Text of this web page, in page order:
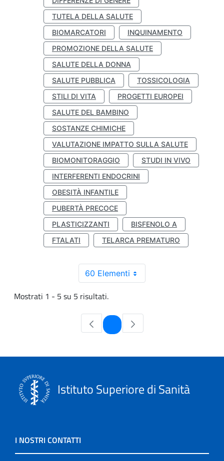
TUTELA DELLA SALUTE
BIOMARCATORI
INQUINAMENTO
PROMOZIONE DELLA SALUTE
SALUTE DELLA DONNA
SALUTE PUBBLICA
TOSSICOLOGIA
STILI DI VITA
PROGETTI EUROPEI
SALUTE DEL BAMBINO
SOSTANZE CHIMICHE
VALUTAZIONE IMPATTO SULLA SALUTE
BIOMONITORAGGIO
STUDI IN VIVO
INTERFERENTI ENDOCRINI
OBESITÀ INFANTILE
PUBERTÀ PRECOCE
PLASTICIZZANTI
BISFENOLO A
FTALATI
TELARCA PREMATURO
60 Elementi
Mostrati 1 - 5 su 5 risultati.
Pagina
Istituto Superiore di Sanità
I NOSTRI CONTATTI